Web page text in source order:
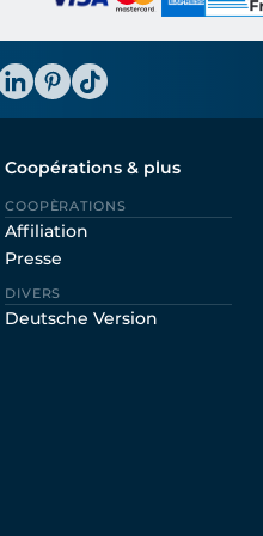
Coopérations & plus
COOPÈRATIONS
Affiliation
Presse
DIVERS
Deutsche Version